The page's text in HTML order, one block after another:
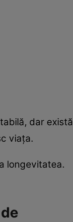
dar există
viaţa.
longevitatea.